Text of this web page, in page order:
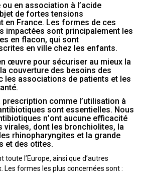
ou en association à l’acide
de fortes tensions
en France. Les formes de ces
impactées sont principalement les
en flacon, qui sont
en ville chez les enfants.
œuvre pour sécuriser au mieux la
couverture des besoins des
les associations de patients et les
prescription comme l’utilisation à
sont essentielles. Nous
n’ont aucune efficacité
virales, dont les bronchiolites, la
rhinopharyngites et la grande
et des otites.
toute l’Europe, ainsi que d’autres
Les formes les plus concernées sont :